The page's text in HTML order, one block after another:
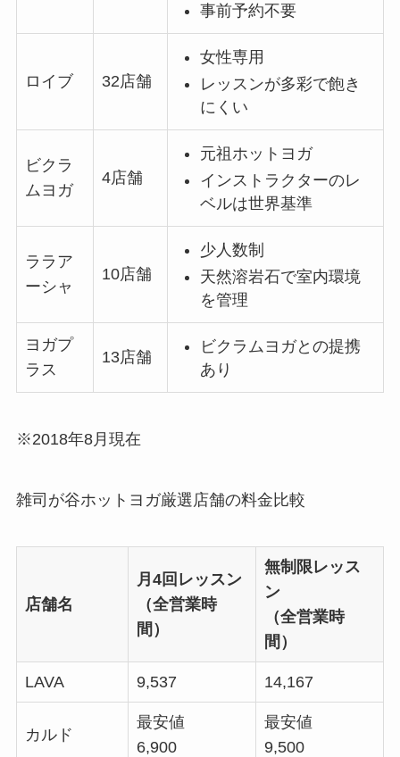
事前予約不要
ロイブ 32店舗
女性専用
レッスンが多彩で飽き
にくい
ビクラ
ムヨガ
4店舗
元祖ホットヨガ
インストラクターのレ
ベルは世界基準
ララア
ーシャ
10店舗
少人数制
天然溶岩石で室内環境
を管理
ヨガプ
ラス
13店舗
ビクラムヨガとの提携
あり
※2018年8月現在
雑司が谷ホットヨガ厳選店舗の料金比較
店舗名
月4回レッスン
（全営業時
間）
無制限レッス
ン
（全営業時
間）
LAVA 9,537 14,167
カルド
最安値
6,900
最安値
9,500